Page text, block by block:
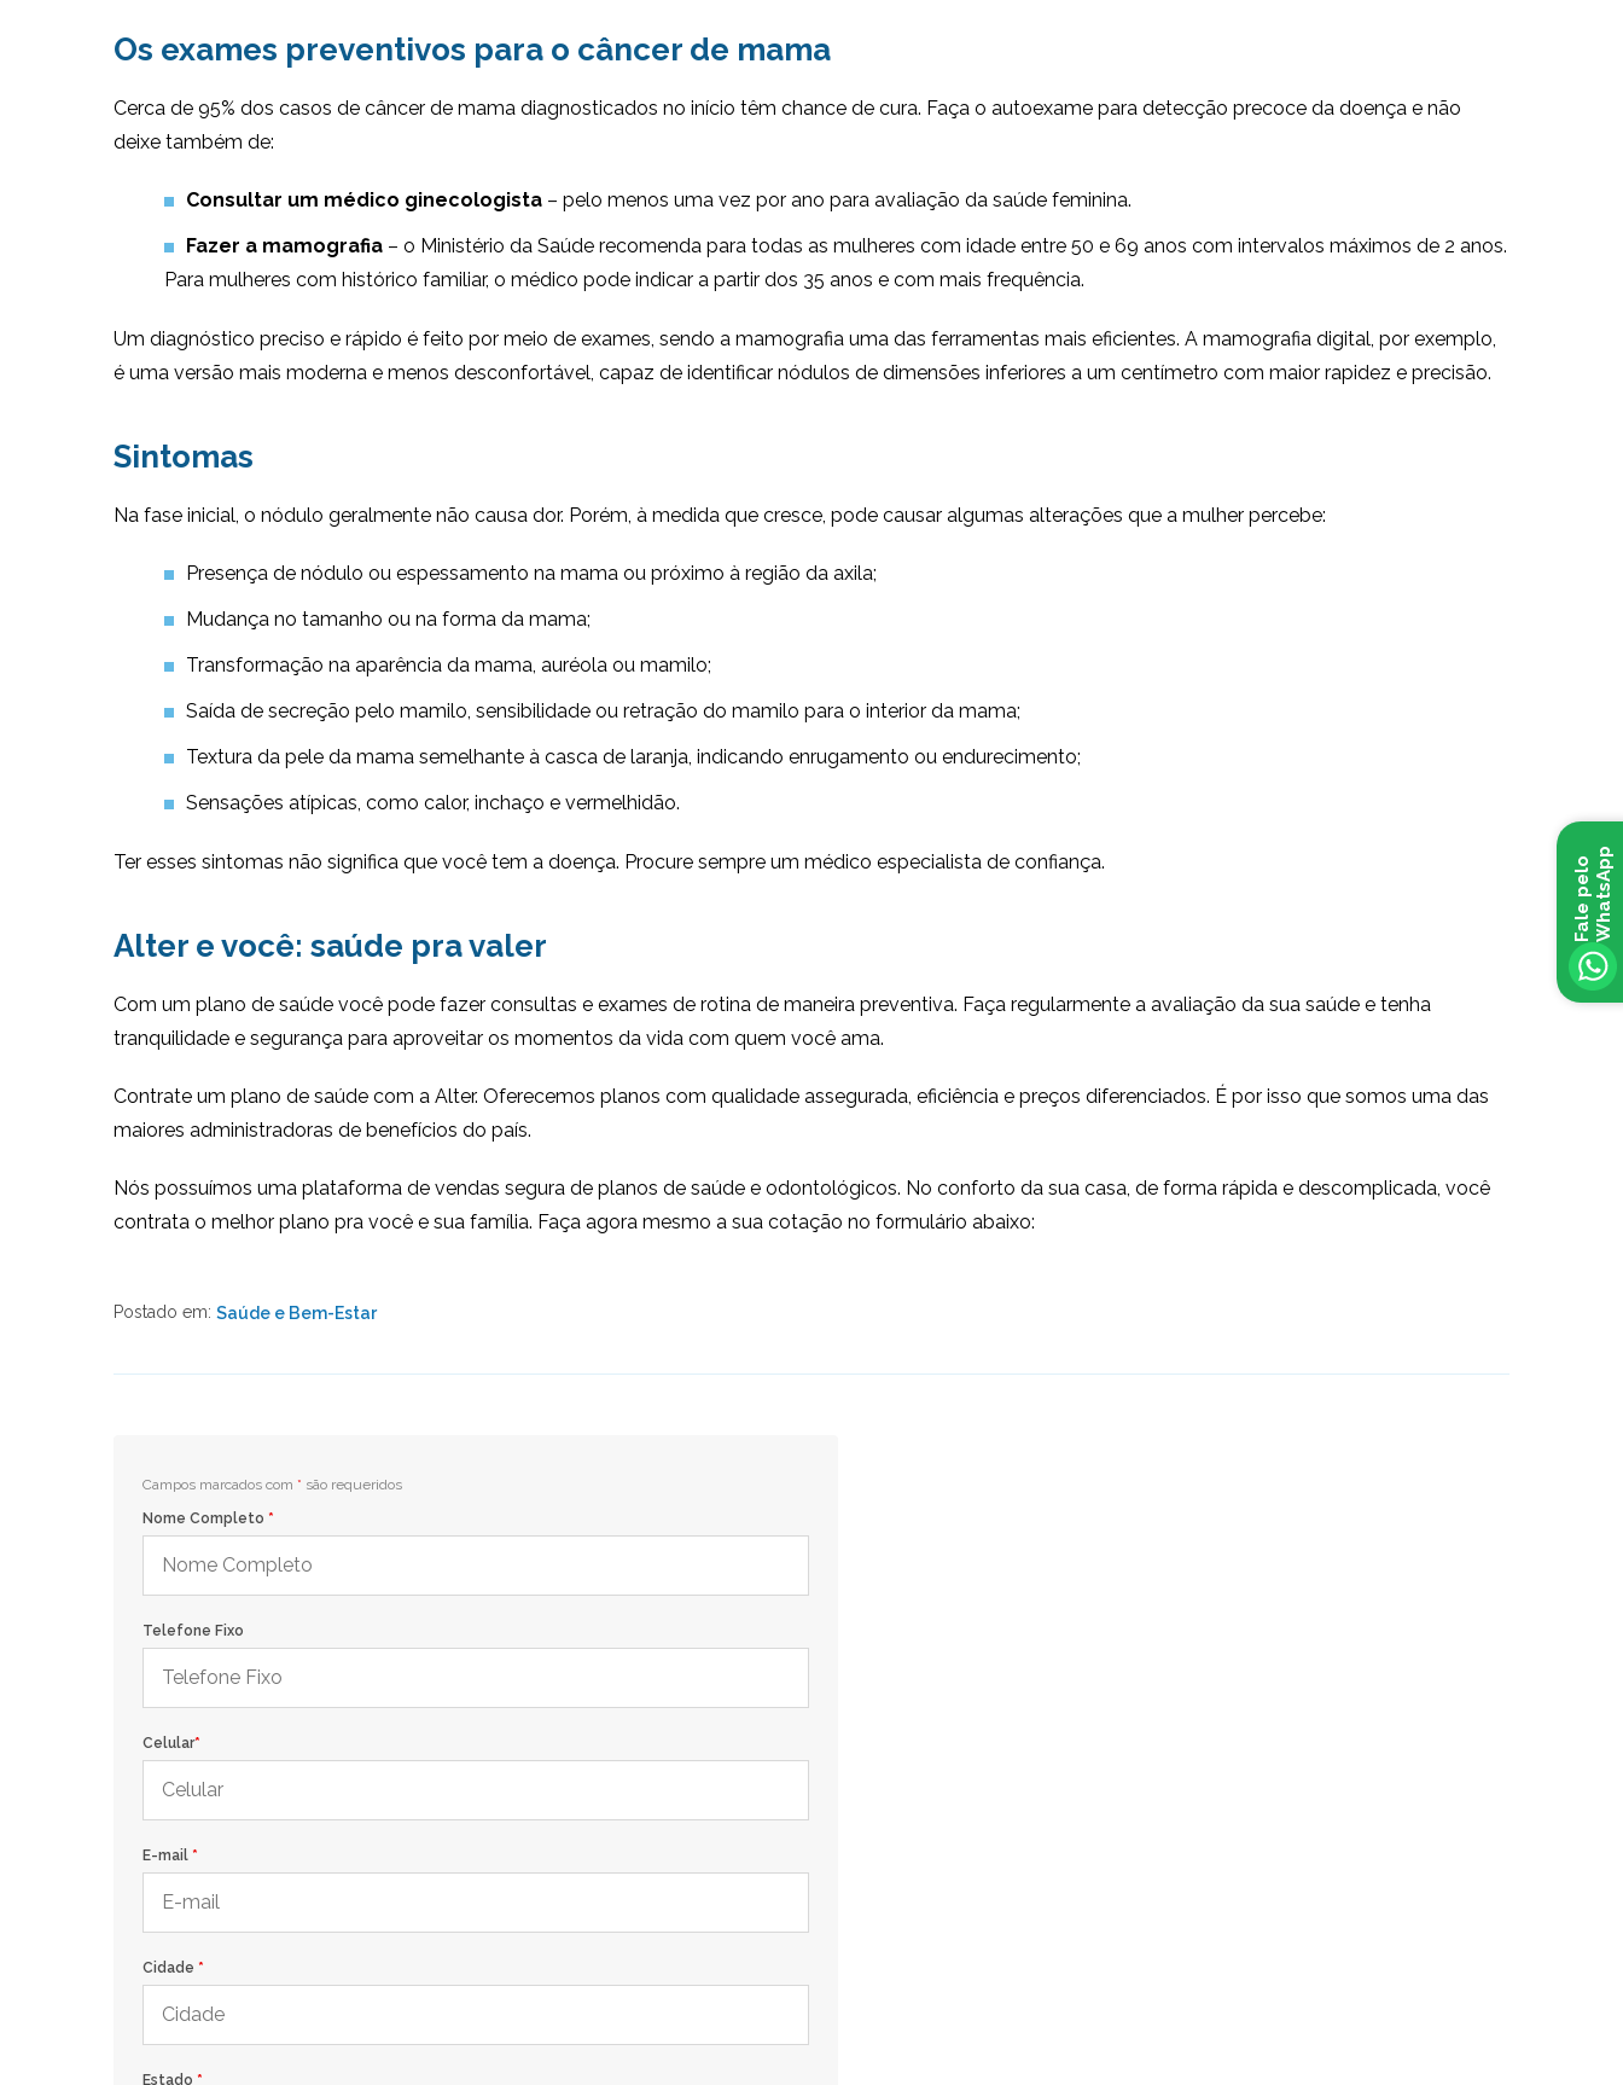
Os exames preventivos para o câncer de mama
Cerca de 95% dos casos de câncer de mama diagnosticados no início têm chance de cura. Faça o autoexame para detecção precoce da doença e não
deixe também de:
Consultar um médico ginecologista – pelo menos uma vez por ano para avaliação da saúde feminina.
Fazer a mamografia – o Ministério da Saúde recomenda para todas as mulheres com idade entre 50 e 69 anos com intervalos máximos de 2 anos.
Para mulheres com histórico familiar, o médico pode indicar a partir dos 35 anos e com mais frequência.
Um diagnóstico preciso e rápido é feito por meio de exames, sendo a mamografia uma das ferramentas mais eficientes. A mamografia digital, por exemplo,
é uma versão mais moderna e menos desconfortável, capaz de identificar nódulos de dimensões inferiores a um centímetro com maior rapidez e precisão.
Sintomas
Na fase inicial, o nódulo geralmente não causa dor. Porém, à medida que cresce, pode causar algumas alterações que a mulher percebe:
Presença de nódulo ou espessamento na mama ou próximo à região da axila;
Mudança no tamanho ou na forma da mama;
Transformação na aparência da mama, auréola ou mamilo;
Saída de secreção pelo mamilo, sensibilidade ou retração do mamilo para o interior da mama;
Textura da pele da mama semelhante à casca de laranja, indicando enrugamento ou endurecimento;
Sensações atípicas, como calor, inchaço e vermelhidão.
Ter esses sintomas não significa que você tem a doença. Procure sempre um médico especialista de confiança.
Alter e você: saúde pra valer
Com um plano de saúde você pode fazer consultas e exames de rotina de maneira preventiva. Faça regularmente a avaliação da sua saúde e tenha
tranquilidade e segurança para aproveitar os momentos da vida com quem você ama.
Contrate um plano de saúde com a Alter. Oferecemos planos com qualidade assegurada, eficiência e preços diferenciados. É por isso que somos uma das
maiores administradoras de benefícios do país.
Nós possuímos uma plataforma de vendas segura de planos de saúde e odontológicos. No conforto da sua casa, de forma rápida e descomplicada, você
contrata o melhor plano pra você e sua família. Faça agora mesmo a sua cotação no formulário abaixo:
Postado em: Saúde e Bem-Estar
Campos marcados com * são requeridos
Nome Completo *
Telefone Fixo
Celular*
E-mail *
Cidade *
Estado *
F
a
l
e
p
e
l
o
W
h
a
t
s
A
pp